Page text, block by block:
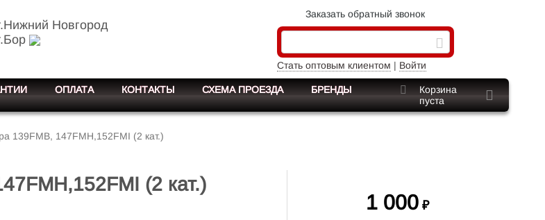
Новгород
Заказать обратный звонок
Стать оптовым клиентом | Войти
ОПЛАТА КОНТАКТЫ СХЕМА ПРОЕЗДА БРЕНДЫ
Корзина
пуста
139FMB, 147FMH,152FMI (2 кат.)
(2 кат.)
1 000 ₽